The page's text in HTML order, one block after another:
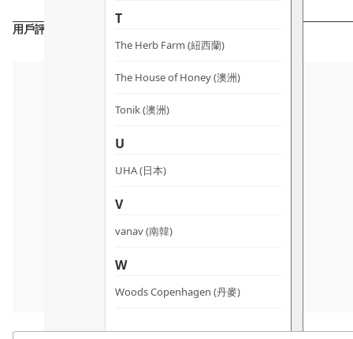
T
The Herb Farm (紐西蘭)
The House of Honey (澳洲)
Tonik (澳洲)
U
UHA (日本)
V
vanav (南韓)
W
Woods Copenhagen (丹麥)
用戶評價